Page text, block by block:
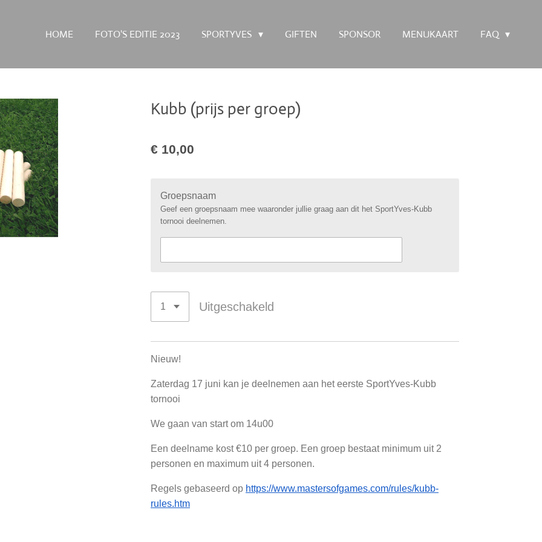
HOME FOTO'S EDITIE 2023 SPORTYVES GIFTEN SPONSOR MENUKAART FAQ
Kubb (prijs per groep)
€ 10,00
Groepsnaam
Geef een groepsnaam mee waaronder jullie graag aan dit het SportYves-Kubb
tornooi deelnemen.
Uitgeschakeld
Nieuw!
Zaterdag 17 juni kan je deelnemen aan het eerste SportYves-Kubb
tornooi
We gaan van start om 14u00
Een deelname kost €10 per groep. Een groep bestaat minimum uit 2
personen en maximum uit 4 personen.
Regels gebaseerd op https://www.mastersofgames.com/rules/kubb-
rules.htm